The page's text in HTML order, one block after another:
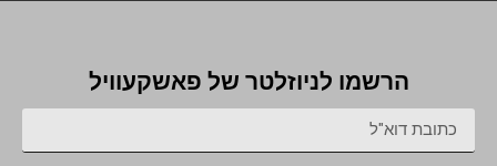
הרשמו לניוזלטר של פאשקעוויל